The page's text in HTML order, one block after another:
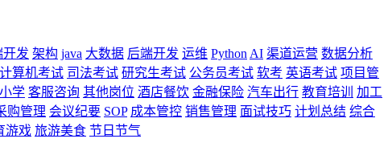
开发 架构 java 大数据 后端开发 运维 Python AI 渠道运营 数据分析
计算机考试 司法考试 研究生考试 公务员考试 软考 英语考试 项目管
小学 客服咨询 其他岗位 酒店餐饮 金融保险 汽车出行 教育培训
加工
购管理 会议纪要 SOP 成本管控 销售管理 面试技巧 计划总结 综合
游戏 旅游美食 节日节气